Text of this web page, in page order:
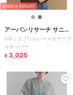
期間限定45%OFF
アーバンリサーチ サニー
レーベル
Vネックフリルレースカラープ
ルオーバー
¥ 3,025